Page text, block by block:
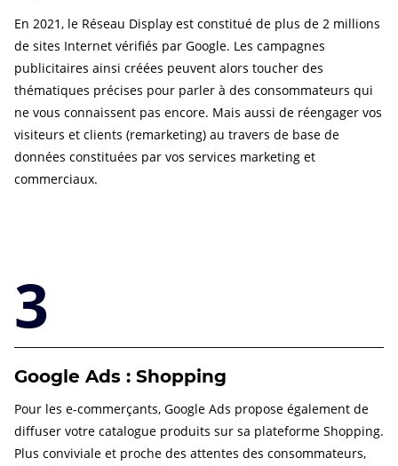
En 2021, le Réseau Display est constitué de plus de 2 millions
de sites Internet vérifiés par Google. Les campagnes
publicitaires ainsi créées peuvent alors toucher des
thématiques précises pour parler à des consommateurs qui
ne vous connaissent pas encore. Mais aussi de réengager vos
visiteurs et clients (remarketing) au travers de base de
données constituées par vos services marketing et
commerciaux.
3
Google Ads : Shopping
Pour les e-commerçants, Google Ads propose également de
diffuser votre catalogue produits sur sa plateforme Shopping.
Plus conviviale et proche des attentes des consommateurs,